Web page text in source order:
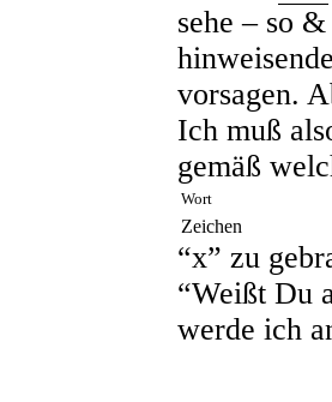
sehe – so
vorsagen.
Ich muß
gemäß
Wort
Zeichen
“x” zu
“Weißt Du
werde ich